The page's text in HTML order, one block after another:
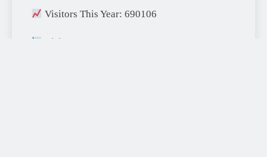
Visitors This Year: 690106
Visitors Last Year: 752715